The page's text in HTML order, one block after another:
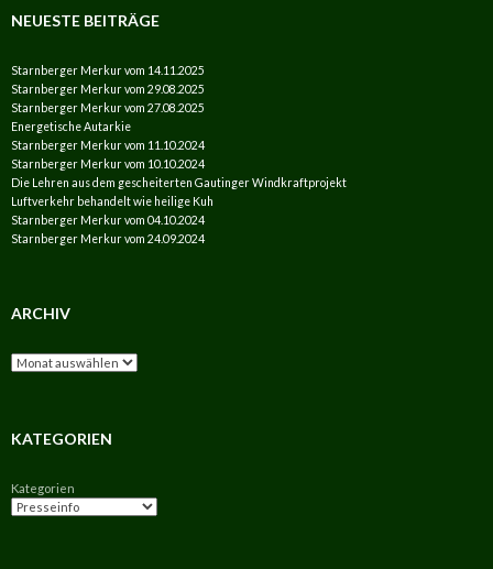
NEUESTE BEITRÄGE
Starnberger Merkur vom 14.11.2025
Starnberger Merkur vom 29.08.2025
Starnberger Merkur vom 27.08.2025
Energetische Autarkie
Starnberger Merkur vom 11.10.2024
Starnberger Merkur vom 10.10.2024
Die Lehren aus dem gescheiterten Gautinger Windkraftprojekt
Luftverkehr behandelt wie heilige Kuh
Starnberger Merkur vom 04.10.2024
Starnberger Merkur vom 24.09.2024
ARCHIV
Archiv
KATEGORIEN
Kategorien